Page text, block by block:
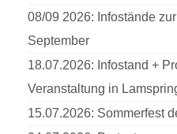
08/09 2026: Infostände
September
18.07.2026: Infostand +
Veranstaltung in
15.07.2026: Sommerfest